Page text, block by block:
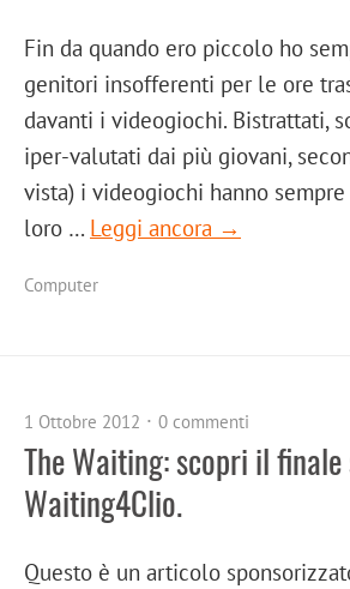
Fin da quando ero piccolo ho
genitori insofferenti per le ore
davanti i videogiochi. Bistrattati,
iper-valutati dai più giovani,
vista) i videogiochi hanno
loro … Leggi ancora →
Computer
1 Ottobre 2012 0 commenti
The Waiting: scopri il finale
Waiting4Clio.
Questo è un articolo